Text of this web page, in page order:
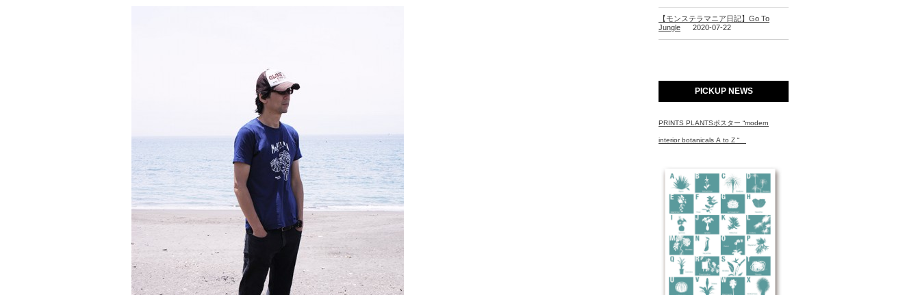
【モンステラマニア日記】Go To
Jungle
2020-07-22
PICKUP NEWS
PRINTS PLANTSポスター “modern
interior botanicals A to Z “